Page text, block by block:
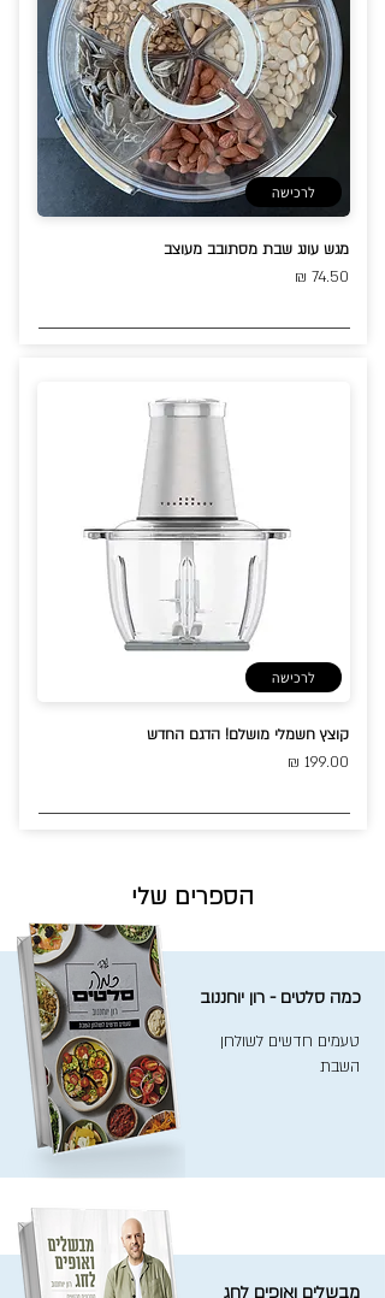
לרכישה
מגש עונג שבת מסתובב מעוצב
74.50 ₪
לרכישה
קוצץ חשמלי מושלם! הדגם החדש
199.00 ₪
הספרים שלי
כמה סלטים - רון יוחננוב
טעמים חדשים לשולחן
השבת
מבשלים ואופים לחג